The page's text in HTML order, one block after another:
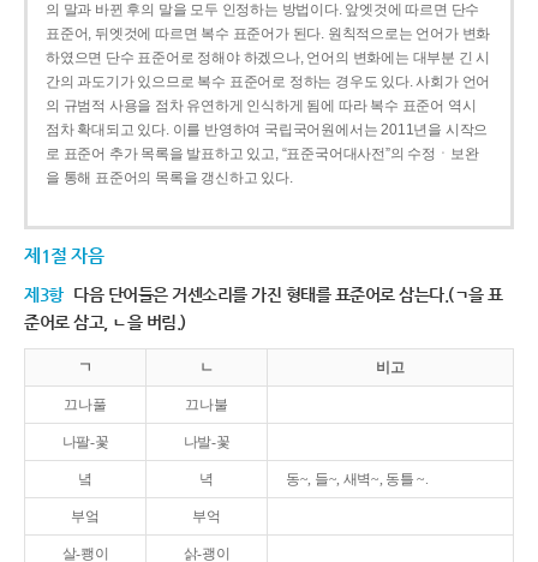
의 말과 바뀐 후의 말을 모두 인정하는 방법이다. 앞엣것에 따르면 단수
표준어, 뒤엣것에 따르면 복수 표준어가 된다. 원칙적으로는 언어가 변화
하였으면 단수 표준어로 정해야 하겠으나, 언어의 변화에는 대부분 긴 시
간의 과도기가 있으므로 복수 표준어로 정하는 경우도 있다. 사회가 언어
의 규범적 사용을 점차 유연하게 인식하게 됨에 따라 복수 표준어 역시
점차 확대되고 있다. 이를 반영하여 국립국어원에서는 2011년을 시작으
로 표준어 추가 목록을 발표하고 있고, “표준국어대사전”의 수정ㆍ보완
을 통해 표준어의 목록을 갱신하고 있다.
제1절 자음
제3항 다음 단어들은 거센소리를 가진 형태를 표준어로 삼는다.(ㄱ을 표
준어로 삼고, ㄴ을 버림.)
ㄱ ㄴ 비고
끄나풀 끄나불
나팔-꽃 나발-꽃
녘 녁 동~, 들~, 새벽~, 동틀 ~.
부엌 부억
살-쾡이 삵-괭이